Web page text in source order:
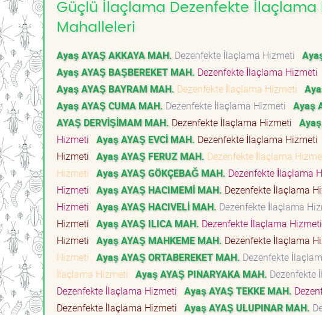
Güçlü İlaçlama Dezenfekte İlaçlama
Mahalleleri
Ayaş AYAŞ AKKAYA MAH. Dezenfekte İlaçlama Hizmeti
Ayaş AYAŞ BAŞBEREKET MAH. Dezenfekte İlaçlama Hizmeti
Ayaş AYAŞ BAYRAM MAH. Dezenfekte İlaçlama Hizmeti
Ayaş AYAŞ CUMA MAH. Dezenfekte İlaçlama Hizmeti Ayaş
AYAŞ DERVİŞİMAM MAH. Dezenfekte İlaçlama Hizmeti
Hizmeti Ayaş AYAŞ EVCİ MAH. Dezenfekte İlaçlama Hizmeti
Hizmeti Ayaş AYAŞ FERUZ MAH. Dezenfekte İlaçlama
Hizmeti Ayaş AYAŞ GÖKÇEBAĞ MAH. Dezenfekte İlaçlama
Hizmeti Ayaş AYAŞ HACIMEMİ MAH. Dezenfekte İlaçlama
Hizmeti Ayaş AYAŞ HACIVELİ MAH. Dezenfekte İlaçlama
Hizmeti Ayaş AYAŞ ILICA MAH. Dezenfekte İlaçlama Hizmeti
Hizmeti Ayaş AYAŞ MAHKEME MAH. Dezenfekte İlaçlama
Hizmeti Ayaş AYAŞ ORTABEREKET MAH. Dezenfekte
İlaçlama Hizmeti Ayaş AYAŞ PINARYAKA MAH. Dezenfekte
Dezenfekte İlaçlama Hizmeti Ayaş AYAŞ TEKKE MAH.
Dezenfekte İlaçlama Hizmeti Ayaş AYAŞ ULUPINAR MAH.